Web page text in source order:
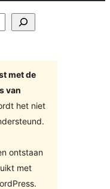
met de
van
het niet
ontstaan
met